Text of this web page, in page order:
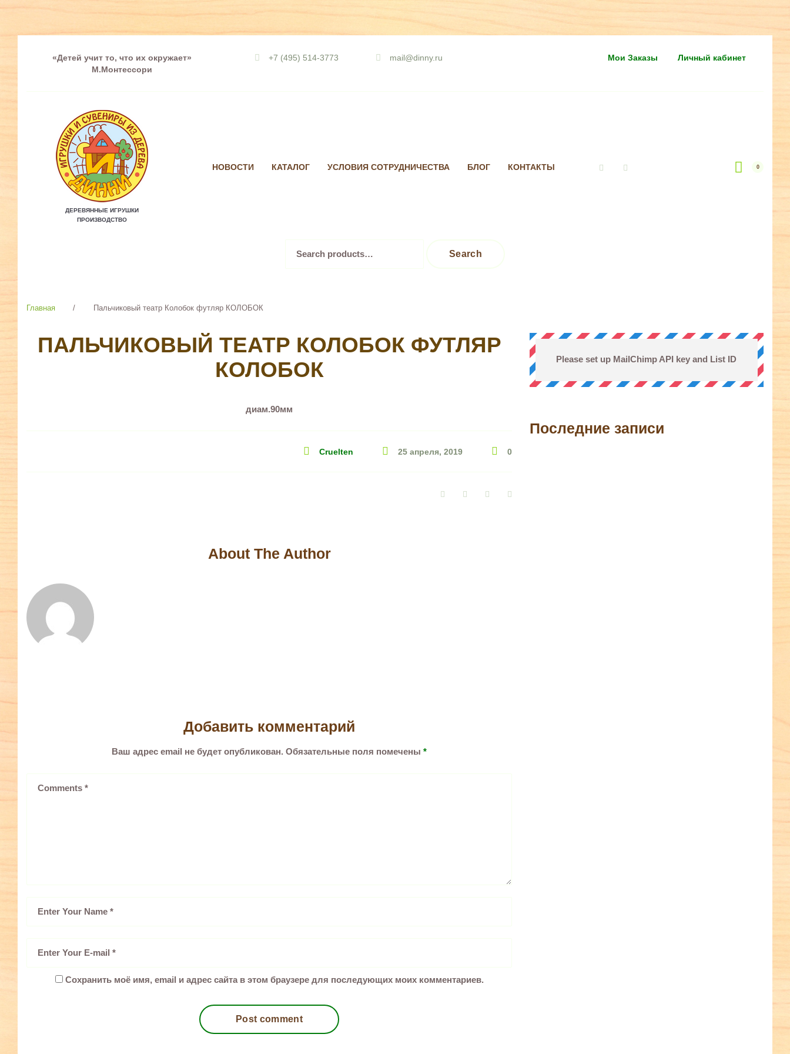
to
«Детей учит то, что их окружает»
М.Монтессори
+7 (495) 514-3773 mail@dinny.ru Мои Заказы Личный кабинет
ДЕРЕВЯННЫЕ ИГРУШКИ
ПРОИЗВОДСТВО
НОВОСТИ КАТАЛОГ УСЛОВИЯ СОТРУДНИЧЕСТВА БЛОГ КОНТАКТЫ 0
for:
Search
Главная / Пальчиковый театр Колобок футляр КОЛОБОК
ПАЛЬЧИКОВЫЙ ТЕАТР КОЛОБОК ФУТЛЯР
КОЛОБОК
диам.90мм
Cruelten 25 апреля, 2019 0
FacebookTwitter Google+
About The Author
Добавить комментарий
Ваш адрес email не будет опубликован. Обязательные поля помечены *
Сохранить моё имя, email и адрес сайта в этом браузере для последующих моих комментариев.
Please set up MailChimp API key and List ID
Последние записи